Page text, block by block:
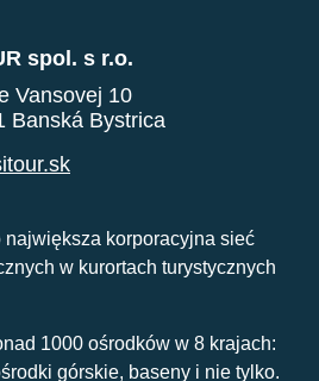
spol. s r.o.
Vansovej 10
Banská Bystrica
największa korporacyjna sieć
w kurortach turystycznych
1000 ośrodków w 8 krajach:
górskie, baseny i nie tylko.